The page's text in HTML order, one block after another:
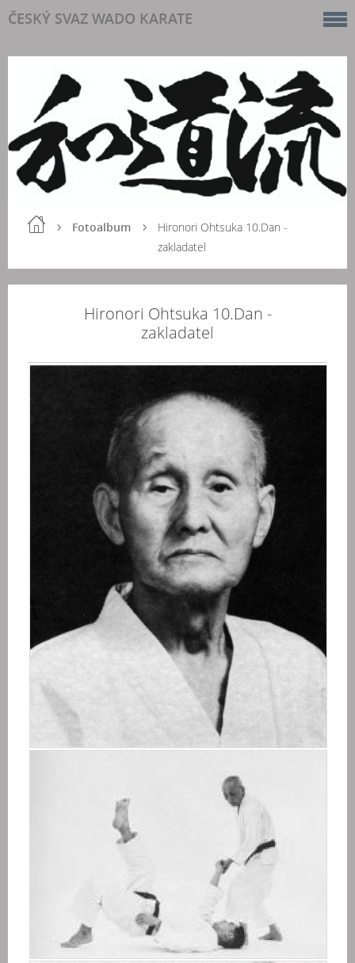
ČESKÝ SVAZ WADO KARATE
Fotoalbum
Hironori Ohtsuka 10.Dan -
zakladatel
Hironori Ohtsuka 10.Dan -
zakladatel